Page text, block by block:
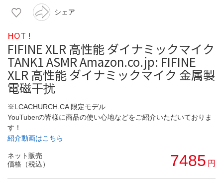
シェア
HOT !
FIFINE XLR 高性能 ダイナミックマイク
TANK1 ASMR Amazon.co.jp: FIFINE
XLR 高性能 ダイナミックマイク 金属製
電磁干扰
※LCACHURCH.CA 限定モデル
YouTuberの皆様に商品の使い心地などをご紹介いただいておりま
す！
紹介動画はこちら
ネット販売
価格（税込）
7485 円